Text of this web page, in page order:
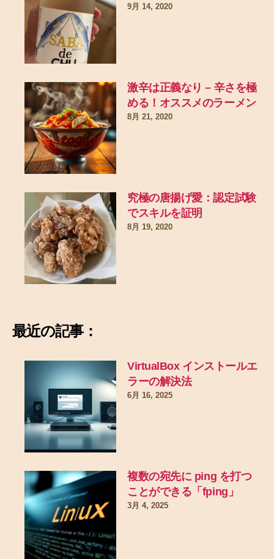
9月 14, 2020
激辛は正義なり – 辛さを極
める！オススメのラーメン
8月 21, 2020
究極の唐揚げ愛：認定試験
でスキルを証明
8月 19, 2020
最近の記事：
VirtualBox インストールエ
ラーの解決法
6月 16, 2025
複数の宛先に ping を打つ
ことができる「fping」
3月 4, 2025